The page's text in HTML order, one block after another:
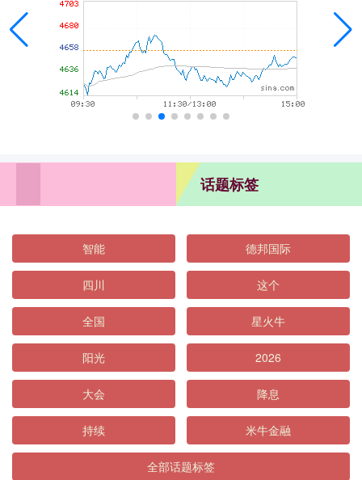
话题标签
智能 德邦国际
四川 这个
全国 星火牛
阳光 2026
大会 降息
持续 米牛金融
全部话题标签